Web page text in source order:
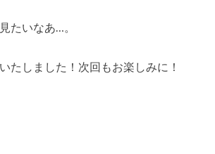
たいなあ…。
たしました！次回もお楽しみに！